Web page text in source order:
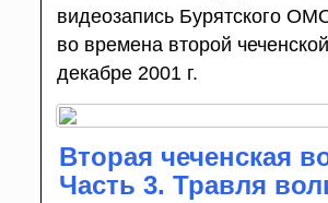
видеозапись Бурятского
во времена второй
декабре 2001 г.
Вторая чеченская
Часть 3. Травля